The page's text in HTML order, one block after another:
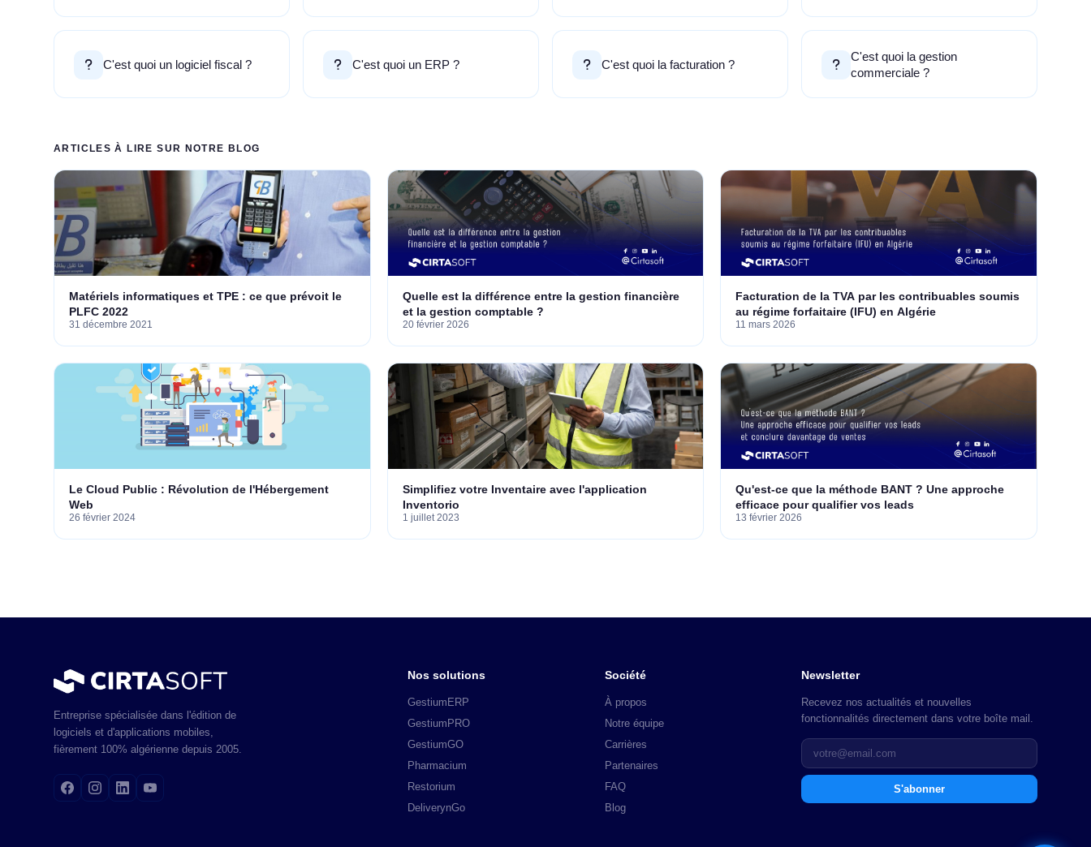
C'est quoi un logiciel fiscal ? C'est quoi un ERP ? C'est quoi la facturation ?
C'est quoi la gestion
commerciale ?
ARTICLES À LIRE SUR NOTRE BLOG
Matériels informatiques et TPE : ce que prévoit le
PLFC 2022
31 décembre 2021
Quelle est la différence entre la gestion financière
et la gestion comptable ?
20 février 2026
Facturation de la TVA par les contribuables soumis
au régime forfaitaire (IFU) en Algérie
11 mars 2026
Le Cloud Public : Révolution de l'Hébergement
Web
26 février 2024
Simplifiez votre Inventaire avec l'application
Inventorio
1 juillet 2023
Qu'est-ce que la méthode BANT ? Une approche
efficace pour qualifier vos leads
13 février 2026
Entreprise spécialisée dans l'édition de
logiciels et d'applications mobiles,
fièrement 100% algérienne depuis 2005.
Nos solutions
GestiumERP
GestiumPRO
GestiumGO
Pharmacium
Restorium
DeliverynGo
Société
À propos
Notre équipe
Carrières
Partenaires
FAQ
Blog
Newsletter
Recevez nos actualités et nouvelles
fonctionnalités directement dans votre boîte mail.
S'abonner